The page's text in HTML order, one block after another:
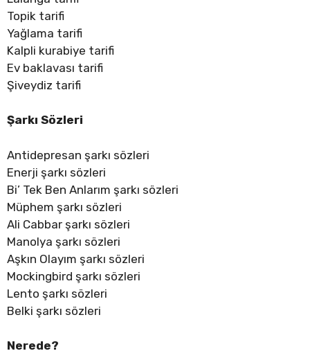
Topik tarifi
Yağlama tarifi
Kalpli kurabiye tarifi
Ev baklavası tarifi
Şiveydiz tarifi
Şarkı Sözleri
Antidepresan şarkı sözleri
Enerji şarkı sözleri
Bi’ Tek Ben Anlarım şarkı sözleri
Müphem şarkı sözleri
Ali Cabbar şarkı sözleri
Manolya şarkı sözleri
Aşkın Olayım şarkı sözleri
Mockingbird şarkı sözleri
Lento şarkı sözleri
Belki şarkı sözleri
Nerede?